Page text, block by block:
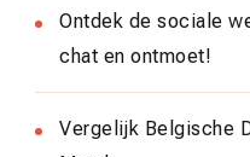
Ontdek de sociale
chat en ontmoet!
Vergelijk Belgische